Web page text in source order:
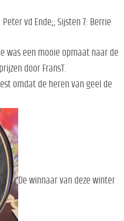
vd Ende;; Sijsten 7: Berrie
was een mooie opmaat naar de
door FransT.
omdat de heren van geel de
De winnaar van deze winter